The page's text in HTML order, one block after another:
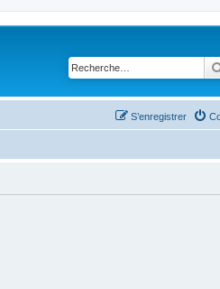
S’enregistrer